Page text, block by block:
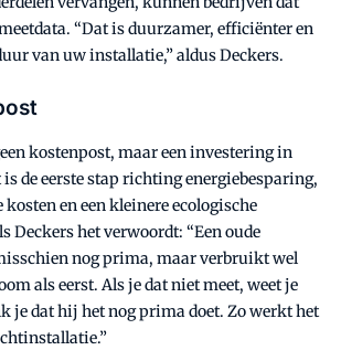
“Dat is duurzamer, efficiënter en
van uw installatie,” aldus Deckers.
kostenpost, maar een investering in
de eerste stap richting energiebesparing,
en een kleinere ecologische
Deckers het verwoordt: “Een oude
nog prima, maar verbruikt wel
als eerst. Als je dat niet meet, weet je
je dat hij het nog prima doet. Zo werkt het